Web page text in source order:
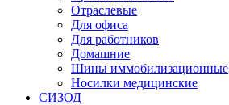
Отраслевые
Для офиса
Для работников
Домашние
Шины иммобилизационные
Носилки медицинские
СИЗОД